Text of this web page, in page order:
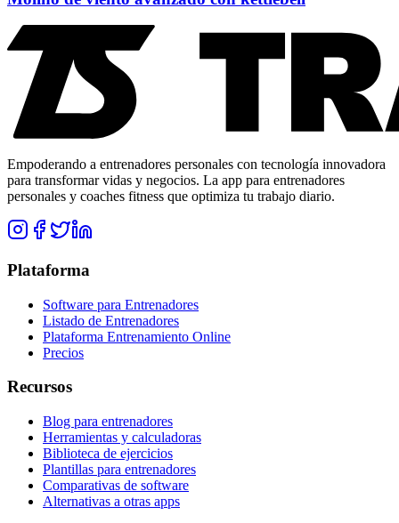
Empoderando a entrenadores personales con tecnología innovadora
para transformar vidas y negocios. La app para entrenadores
personales y coaches fitness que optimiza tu trabajo diario.
Plataforma
Software para Entrenadores
Listado de Entrenadores
Plataforma Entrenamiento Online
Precios
Recursos
Blog para entrenadores
Herramientas y calculadoras
Biblioteca de ejercicios
Plantillas para entrenadores
Comparativas de software
Alternativas a otras apps